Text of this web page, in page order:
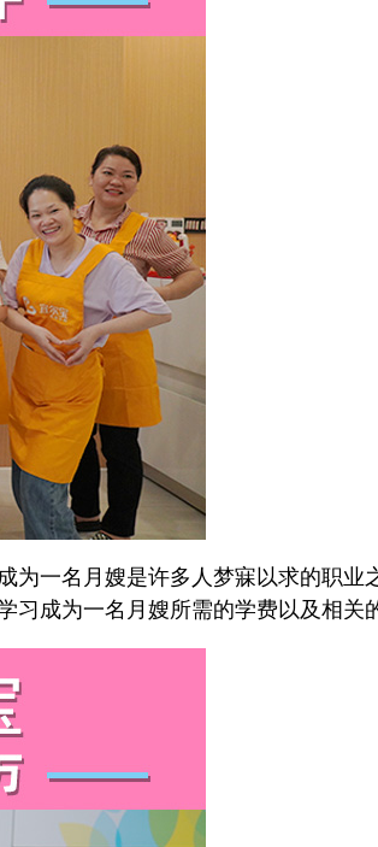
一名月嫂是许多人梦寐以求的职业
成为一名月嫂所需的学费以及相关